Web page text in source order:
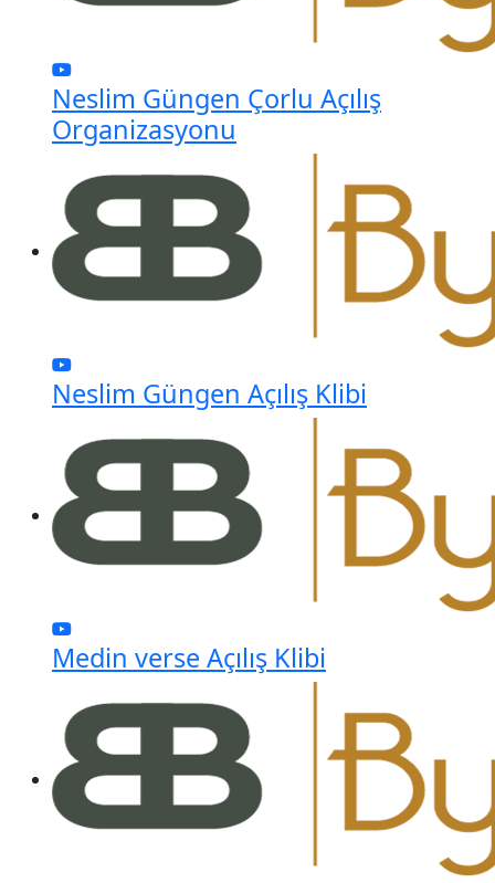
Neslim Güngen Çorlu Açılış
Organizasyonu
Neslim Güngen Açılış Klibi
Medin verse Açılış Klibi